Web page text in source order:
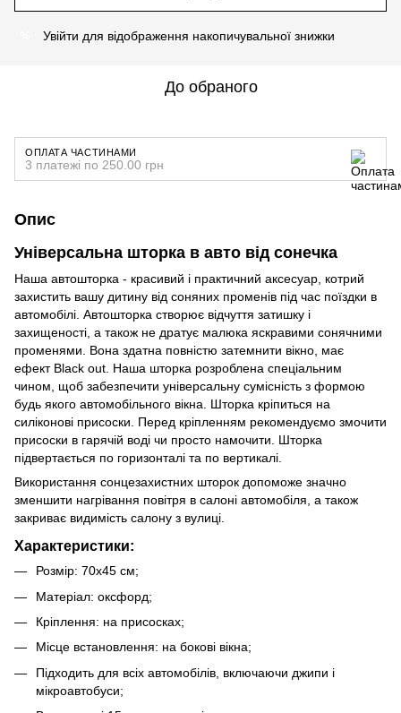
Увійти для відображення накопичувальної знижки
До обраного
ОПЛАТА ЧАСТИНАМИ
3 платежі по 250.00 грн
Опис
Універсальна шторка в авто від сонечка
Наша автошторка - красивий і практичний аксесуар, котрий
захистить вашу дитину від соняних променів під час поїздки в
автомобілі. Автошторка створює відчуття затишку і
захищеності, а також не дратує малюка яскравими сонячними
променями. Вона здатна повністю затемнити вікно, має
ефект Black out. Наша шторка розроблена спеціальним
чином, щоб забезпечити універсальну сумісність з формою
будь якого автомобільного вікна. Шторка кріпиться на
силіконові присоски. Перед кріпленням рекомендуємо змочити
присоски в гарячій воді чи просто намочити. Шторка
підвертається по горизонталі та по вертикалі.
Використання сонцезахистних шторок допоможе значно
зменшити нагрівання повітря в салоні автомобіля, а також
закриває видимість салону з вулиці.
Характеристики:
Розмір: 70x45 см;
Матеріал: оксфорд;
Кріплення: на присосках;
Місце встановлення: на бокові вікна;
Підходить для всіх автомобілів, включаючи джипи і
мікроавтобуси;